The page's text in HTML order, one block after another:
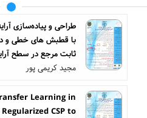
طراحی و پیاده‌سازی
با قطبش های خطی و
ثابت مرجع در سطح
مجید کریمی پور
Learning in
CSP to